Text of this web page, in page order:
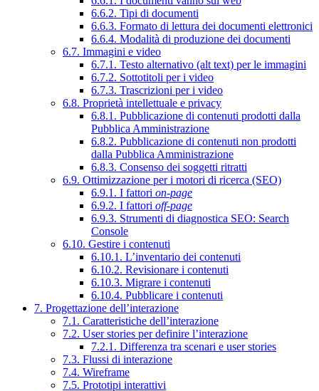
6.6.2. Tipi di documenti
6.6.3. Formato di lettura dei documenti elettronici
6.6.4. Modalità di produzione dei documenti
6.7. Immagini e video
6.7.1. Testo alternativo (alt text) per le immagini
6.7.2. Sottotitoli per i video
6.7.3. Trascrizioni per i video
6.8. Proprietà intellettuale e privacy
6.8.1. Pubblicazione di contenuti prodotti dalla
Pubblica Amministrazione
6.8.2. Pubblicazione di contenuti non prodotti
dalla Pubblica Amministrazione
6.8.3. Consenso dei soggetti ritratti
6.9. Ottimizzazione per i motori di ricerca (SEO)
6.9.1. I fattori on-page
6.9.2. I fattori off-page
6.9.3. Strumenti di diagnostica SEO: Search
Console
6.10. Gestire i contenuti
6.10.1. L’inventario dei contenuti
6.10.2. Revisionare i contenuti
6.10.3. Migrare i contenuti
6.10.4. Pubblicare i contenuti
7. Progettazione dell’interazione
7.1. Caratteristiche dell’interazione
7.2. User stories per definire l’interazione
7.2.1. Differenza tra scenari e user stories
7.3. Flussi di interazione
7.4. Wireframe
7.5. Prototipi interattivi